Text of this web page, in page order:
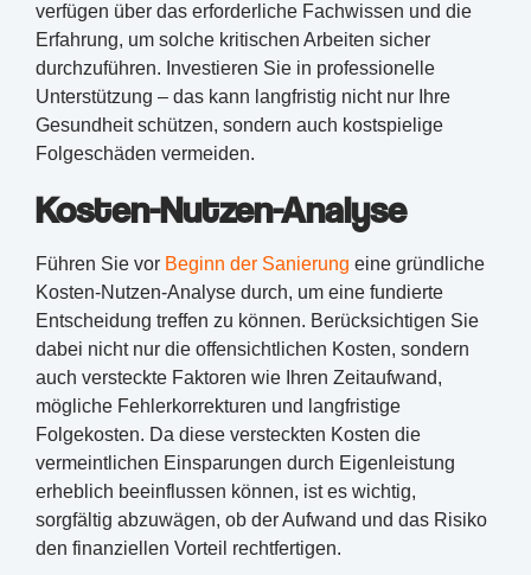
verfügen über das erforderliche Fachwissen und die
Erfahrung, um solche kritischen Arbeiten sicher
durchzuführen. Investieren Sie in professionelle
Unterstützung – das kann langfristig nicht nur Ihre
Gesundheit schützen, sondern auch kostspielige
Folgeschäden vermeiden.
Kosten-Nutzen-Analyse
Führen Sie vor Beginn der Sanierung eine gründliche
Kosten-Nutzen-Analyse durch, um eine fundierte
Entscheidung treffen zu können. Berücksichtigen Sie
dabei nicht nur die offensichtlichen Kosten, sondern
auch versteckte Faktoren wie Ihren Zeitaufwand,
mögliche Fehlerkorrekturen und langfristige
Folgekosten. Da diese versteckten Kosten die
vermeintlichen Einsparungen durch Eigenleistung
erheblich beeinflussen können, ist es wichtig,
sorgfältig abzuwägen, ob der Aufwand und das Risiko
den finanziellen Vorteil rechtfertigen.